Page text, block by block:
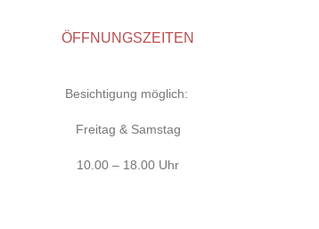
ÖFFNUNGSZEITEN
Besichtigung möglich:
Freitag & Samstag
10.00 – 18.00 Uhr